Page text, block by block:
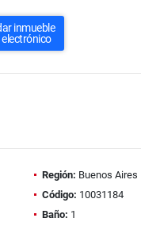
inmueble
Región: Buenos Aires
Código: 10031184
Baño: 1